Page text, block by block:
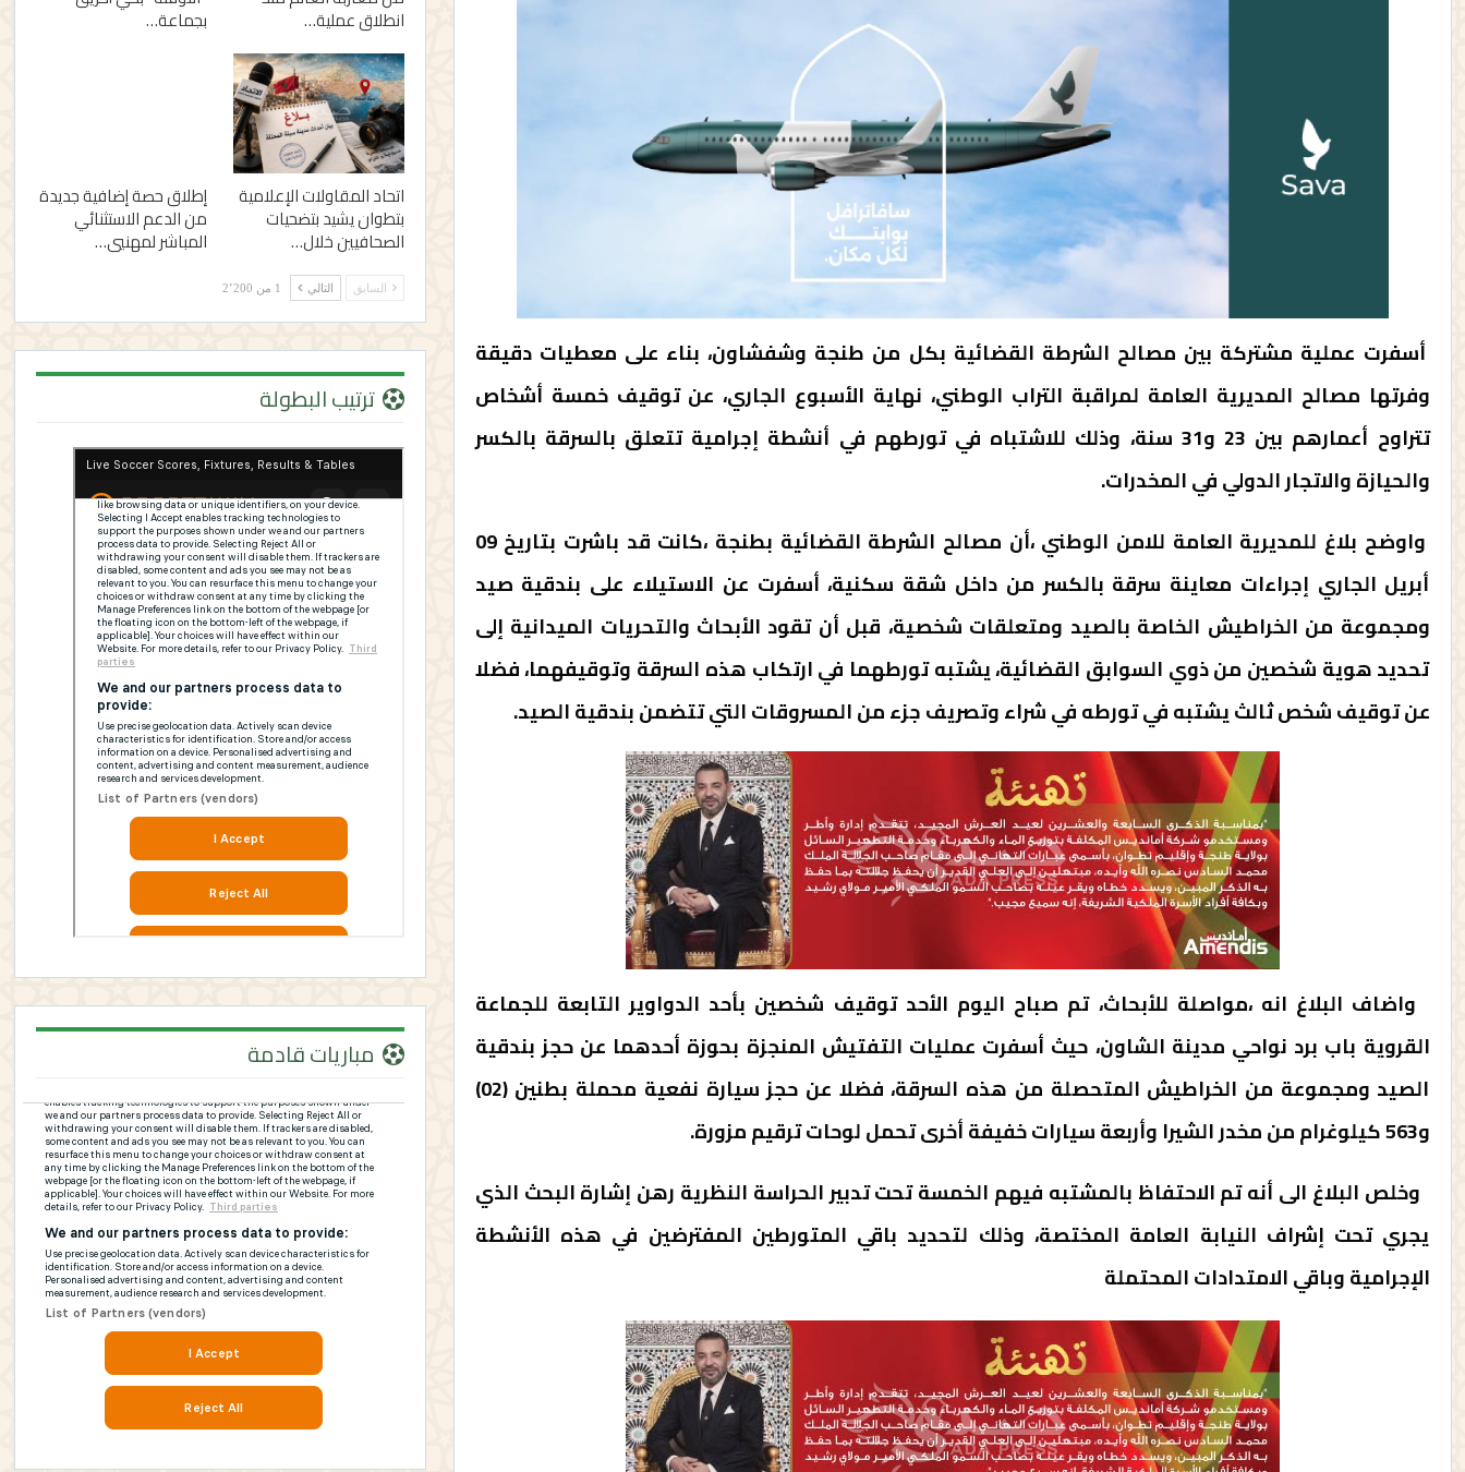
أسفرت عملية مشتركة بين مصالح الشرطة القضائية بكل من طنجة وشفشاون، بناء على معطيات دقيقة
وفرتها مصالح المديرية العامة لمراقبة التراب الوطني، نهاية الأسبوع الجاري، عن توقيف خمسة أشخاص
تتراوح أعمارهم بين 23 و31 سنة، وذلك للاشتباه في تورطهم في أنشطة إجرامية تتعلق بالسرقة بالكسر
والحيازة والاتجار الدولي في المخدرات.
واوضح بلاغ للمديرية العامة للامن الوطني ،أن مصالح الشرطة القضائية بطنجة ،كانت قد باشرت بتاريخ 09
أبريل الجاري إجراءات معاينة سرقة بالكسر من داخل شقة سكنية، أسفرت عن الاستيلاء على بندقية صيد
ومجموعة من الخراطيش الخاصة بالصيد ومتعلقات شخصية، قبل أن تقود الأبحاث والتحريات الميدانية إلى
تحديد هوية شخصين من ذوي السوابق القضائية، يشتبه تورطهما في ارتكاب هذه السرقة وتوقيفهما، فضلا
عن توقيف شخص ثالث يشتبه في تورطه في شراء وتصريف جزء من المسروقات التي تتضمن بندقية الصيد.
واضاف البلاغ انه ،مواصلة للأبحاث، تم صباح اليوم الأحد توقيف شخصين بأحد الدواوير التابعة للجماعة
القروية باب برد نواحي مدينة الشاون، حيث أسفرت عمليات التفتيش المنجزة بحوزة أحدهما عن حجز بندقية
الصيد ومجموعة من الخراطيش المتحصلة من هذه السرقة، فضلا عن حجز سيارة نفعية محملة بطنين (02)
و563 كيلوغرام من مخدر الشيرا وأربعة سيارات خفيفة أخرى تحمل لوحات ترقيم مزورة.
وخلص البلاغ الى أنه تم الاحتفاظ بالمشتبه فيهم الخمسة تحت تدبير الحراسة النظرية رهن إشارة البحث الذي
يجري تحت إشراف النيابة العامة المختصة، وذلك لتحديد باقي المتورطين المفترضين في هذه الأنشطة
الإجرامية وباقي الامتدادات المحتملة
انطلاق عملية… بجماعة…
اتحاد المقاولات الإعلامية
بتطوان يشيد بتضحيات
الصحافيين خلال…
إطلاق حصة إضافية جديدة
من الدعم الاستثنائي
المباشر لمهنيي…
السابق التالي 1 من 2٬200
ترتيب البطولة
مباريات قادمة